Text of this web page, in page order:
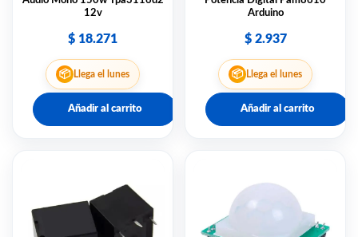
12v
$ 18.271
📦 Llega el lunes
Añadir al carrito
Arduino
$2.937
📦 Llega el lunes
Añadir al carrito